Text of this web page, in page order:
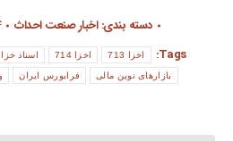
دسته بندی:اخبار صنعت احداث
Tags:
اخزا 713 اخزا 714 اسناد
بازارهای نوین مالی فرابورس ایران